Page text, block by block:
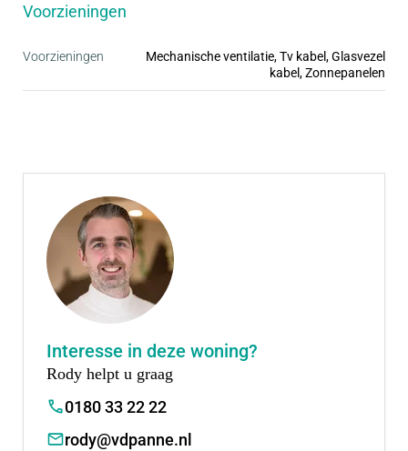
Voorzieningen
Voorzieningen
Mechanische ventilatie, Tv kabel, Glasvezel
kabel, Zonnepanelen
Interesse in deze woning?
Rody helpt u graag
0180 33 22 22
rody@vdpanne.nl